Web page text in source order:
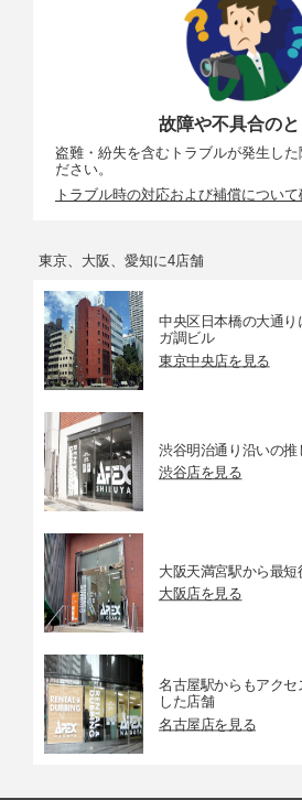
故障や不具合の
盗難・紛失を含むトラブルが発生した
ださい。
トラブル時の対応および補償につい
東京、大阪、愛知に4店舗
中央区日本橋の大通
ガ調ビル
東京中央店を見る
渋谷明治通り沿いの推
渋谷店を見る
大阪天満宮駅から最短
大阪店を見る
名古屋駅からもアク
した店舗
名古屋店を見る